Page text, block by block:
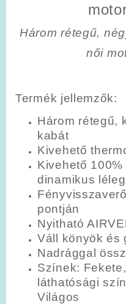
Három rétegű,
női
Termék jellemzők:
Három rétegű,
kabát
Kivehető
Kivehető
dinamikus
pontján
Nyitható
Váll könyök és
Nadrággal
Színek:
láthatósági
Világos